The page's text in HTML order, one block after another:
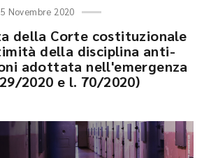
Novembre 2020
della Corte costituzionale
della disciplina anti-
adottata nell'emergenza
2020 e l. 70/2020)